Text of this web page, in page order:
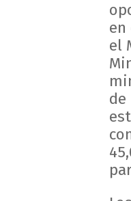
en
el
de